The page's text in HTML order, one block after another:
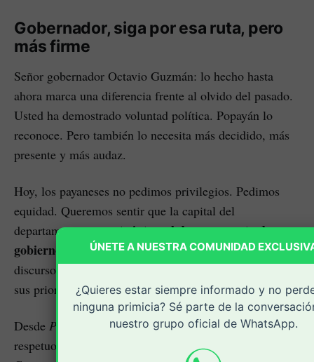
Gobernador, siga por esa ruta, pero
más firme
Señor gobernador Octavio Guzmán: lo hecho hasta
ahora marca una diferencia frente al olvido del pasado.
Usted ha demostrado voluntad política. Popayán lo
reconoce. Pero también lo necesita más decidido, más
presente y más audaz.
Hoy, los payaneses no pedimos privilegios. Pedimos
equidad. Queremos sentir que la capital del
departamentoes parte integral de su proyecto de
gobierno
. Que Popayán no solo aparece en sus
discursos, sino en sus inversiones, en sus agendas, en
sus prioridades.
Desde Periódico Virtualhacemos un llamado
respetuoso pero firme al gobierno departamental del
ÚNETE A NUESTRA COMUNIDAD
¿Quieres estar siempre informado y no
ninguna primicia? Sé parte de la
nuestro grupo oficial de WhatsApp.